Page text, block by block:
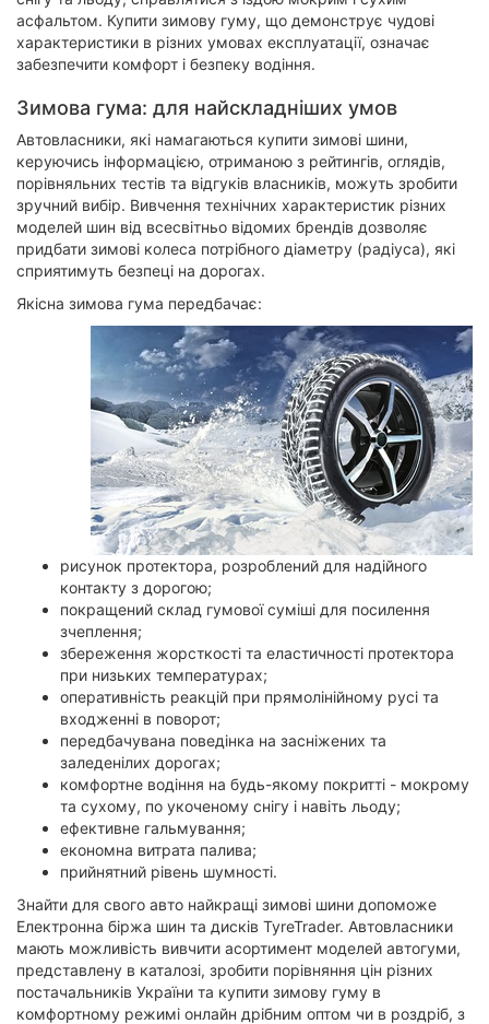
асфальтом. Купити зимову гуму, що демонструє чудові
характеристики в різних умовах експлуатації, означає
забезпечити комфорт і безпеку водіння.
Зимова гума: для найскладніших умов
Автовласники, які намагаються купити зимові шини,
керуючись інформацією, отриманою з рейтингів, оглядів,
порівняльних тестів та відгуків власників, можуть зробити
зручний вибір. Вивчення технічних характеристик різних
моделей шин від всесвітньо відомих брендів дозволяє
придбати зимові колеса потрібного діаметру (радіуса), які
сприятимуть безпеці на дорогах.
Якісна зимова гума передбачає:
рисунок протектора, розроблений для надійного
контакту з дорогою;
покращений склад гумової суміші для посилення
зчеплення;
збереження жорсткості та еластичності протектора
при низьких температурах;
оперативність реакцій при прямолінійному русі та
входженні в поворот;
передбачувана поведінка на засніжених та
заледенілих дорогах;
комфортне водіння на будь-якому покритті - мокрому
та сухому, по укоченому снігу і навіть льоду;
ефективне гальмування;
економна витрата палива;
прийнятний рівень шумності.
Знайти для свого авто найкращі зимові шини допоможе
Електронна біржа шин та дисків TyreTrader. Автовласники
мають можливість вивчити асортимент моделей автогуми,
представлену в каталозі, зробити порівняння цін різних
постачальників України та купити зимову гуму в
комфортному режимі онлайн дрібним оптом чи в роздріб, з